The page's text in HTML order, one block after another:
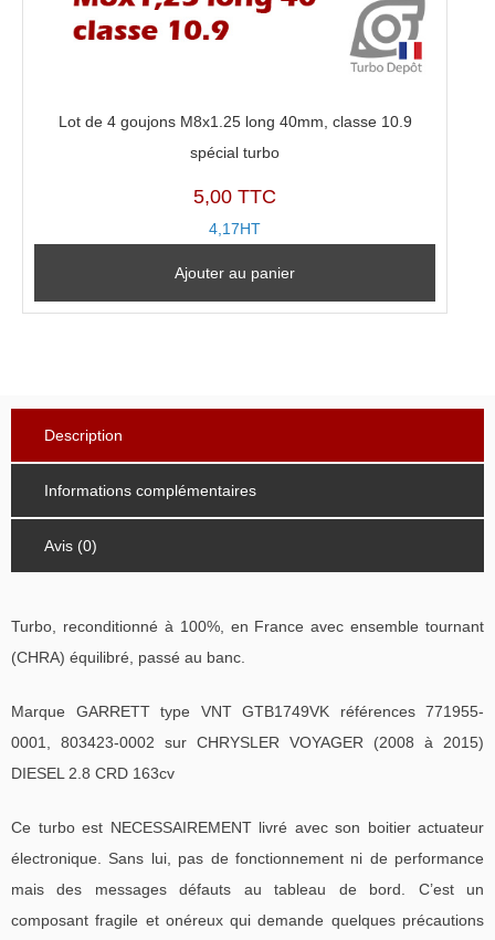
Lot de 4 goujons M8x1.25 long 40mm, classe 10.9
spécial turbo
5,00 TTC
4,17HT
Ajouter au panier
Description
Informations complémentaires
Avis (0)
Turbo, reconditionné à 100%, en France avec ensemble tournant
(CHRA) équilibré, passé au banc.
Marque GARRETT type VNT GTB1749VK références 771955-
0001, 803423-0002 sur CHRYSLER VOYAGER (2008 à 2015)
DIESEL 2.8 CRD 163cv
Ce turbo est NECESSAIREMENT livré avec son boitier actuateur
électronique. Sans lui, pas de fonctionnement ni de performance
mais des messages défauts au tableau de bord. C’est un
composant fragile et onéreux qui demande quelques précautions